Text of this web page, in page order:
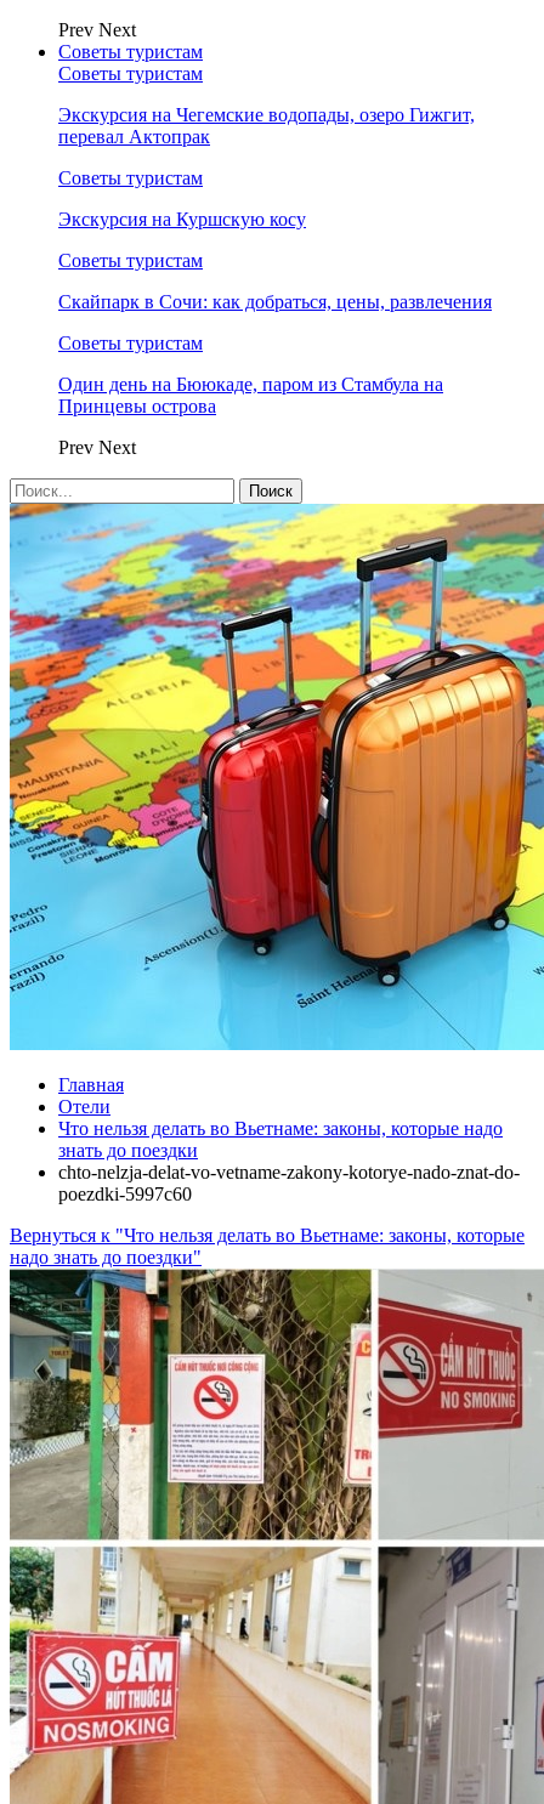
Prev Next
Советы туристам
Советы туристам
Экскурсия на Чегемские водопады, озеро Гижгит,
перевал Актопрак
Советы туристам
Экскурсия на Куршскую косу
Советы туристам
Скайпарк в Сочи: как добраться, цены, развлечения
Советы туристам
Один день на Бююкаде, паром из Стамбула на
Принцевы острова
Prev Next
Главная
Отели
Что нельзя делать во Вьетнаме: законы, которые надо
знать до поездки
chto-nelzja-delat-vo-vetname-zakony-kotorye-nado-znat-do-
poezdki-5997c60
Вернуться к "Что нельзя делать во Вьетнаме: законы, которые
надо знать до поездки"